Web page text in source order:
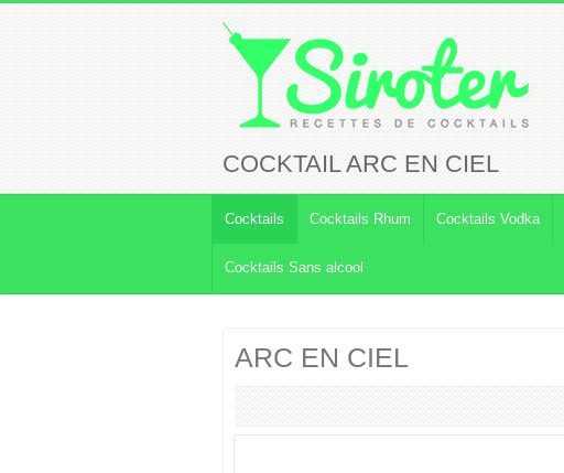
COCKTAIL ARC EN CIEL
Cocktails Cocktails Rhum Cocktails Vodka
Cocktails Sans alcool
ARC EN CIEL